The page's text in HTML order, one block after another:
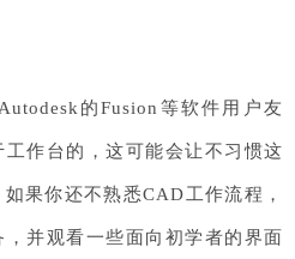
的Fusion等软件用户友
作台的，这可能会让不习惯这
果你还不熟悉CAD工作流程，
并观看一些面向初学者的界面